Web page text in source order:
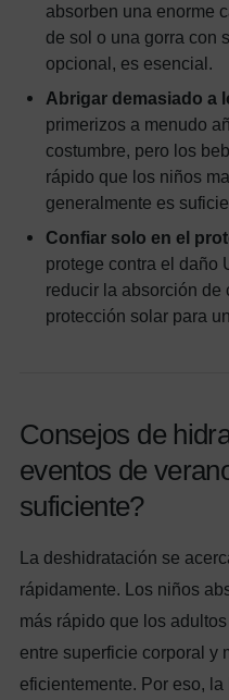
absorben una enorme
de sol o una gorra con
opcional, es esencial.
Abrigar demasiado a
primerizos a menudo
costumbre, pero los
rápido que los niños
generalmente es
Confiar solo en el
protege contra el daño
reducir la absorción de
protección solar para
Consejos de
eventos de
suficiente?
La deshidratación se
rápidamente. Los niños
más rápido que los
entre superficie corporal y
eficientemente. Por eso,